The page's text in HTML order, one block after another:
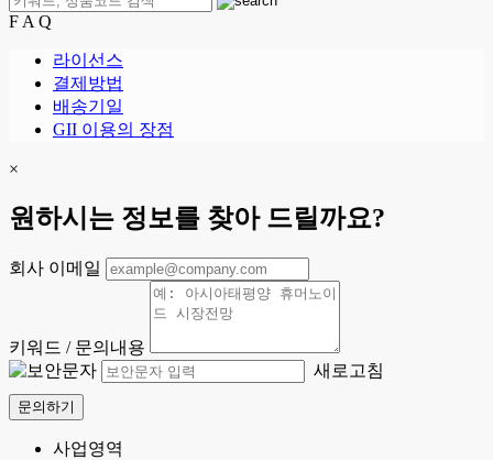
F A Q
라이선스
결제방법
배송기일
GII 이용의 장점
×
원하시는 정보를 찾아 드릴까요?
회사 이메일
키워드 / 문의내용
새로고침
문의하기
사업영역